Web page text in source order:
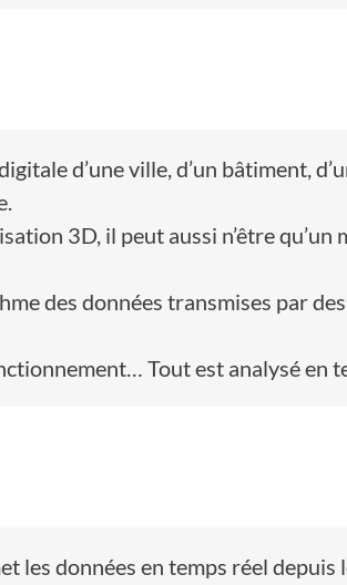
d’une ville, d’un bâtiment,
3D, il peut aussi n’être qu’un
des données transmises par
Tout est analysé en
les données en temps réel depuis